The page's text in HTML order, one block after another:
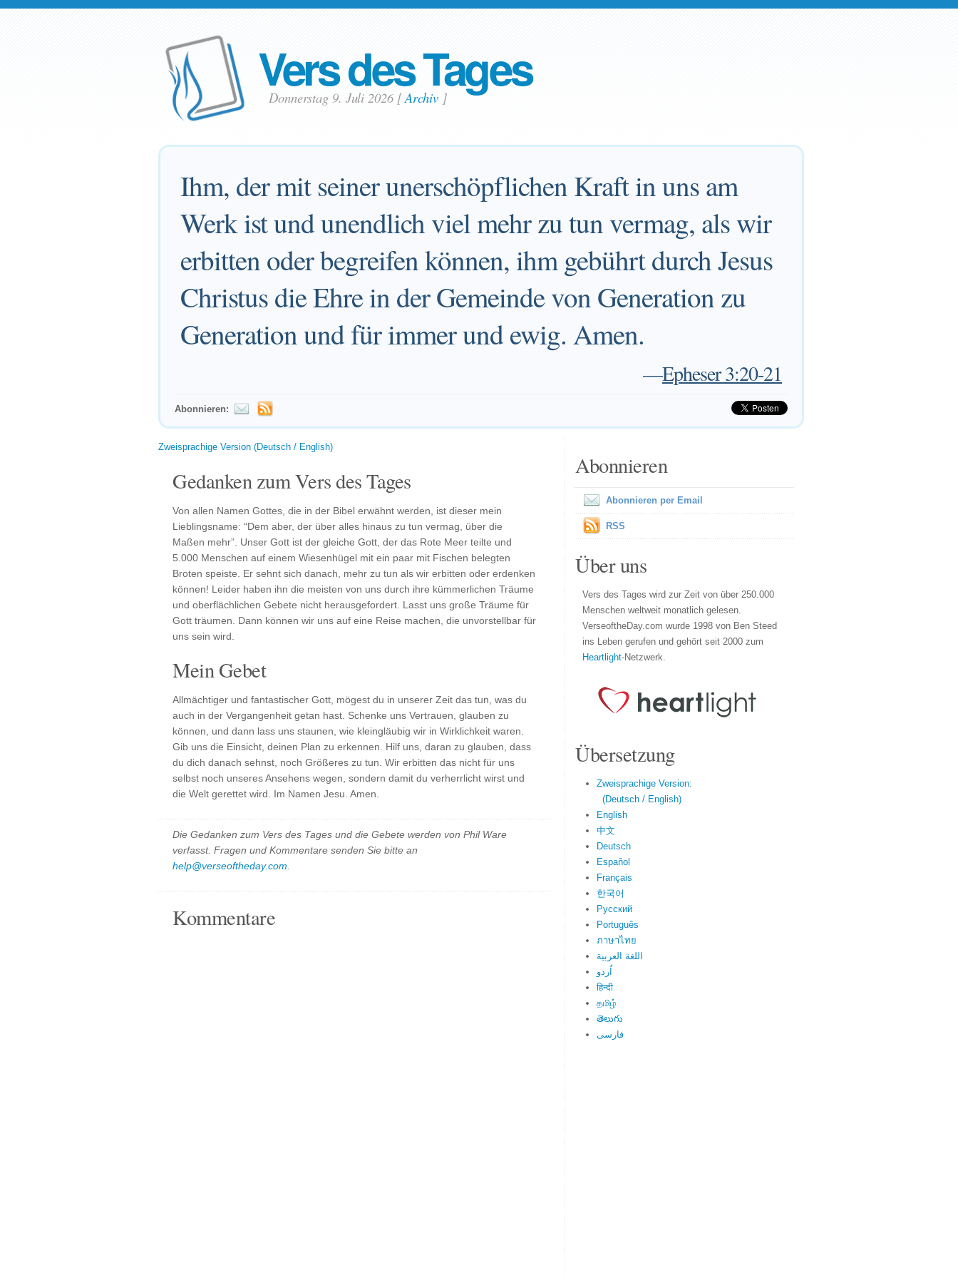
Vers des Tages
Donnerstag 9. Juli 2026 [Archiv]
Ihm, der mit seiner unerschöpflichen Kraft in uns am
Werk ist und unendlich viel mehr zu tun vermag, als wir
erbitten oder begreifen können, ihm gebührt durch Jesus
Christus die Ehre in der Gemeinde von Generation zu
Generation und für immer und ewig. Amen.
—Epheser 3:20-21
Abonnieren:
Zweisprachige Version (Deutsch / English)
Gedanken zum Vers des Tages
Von allen Namen Gottes, die in der Bibel erwähnt werden, ist dieser mein
Lieblingsname: “Dem aber, der über alles hinaus zu tun vermag, über die
Maßen mehr”. Unser Gott ist der gleiche Gott, der das Rote Meer teilte und
5.000 Menschen auf einem Wiesenhügel mit ein paar mit Fischen belegten
Broten speiste. Er sehnt sich danach, mehr zu tun als wir erbitten oder erdenken
können! Leider haben ihn die meisten von uns durch ihre kümmerlichen Träume
und oberflächlichen Gebete nicht herausgefordert. Lasst uns große Träume für
Gott träumen. Dann können wir uns auf eine Reise machen, die unvorstellbar für
uns sein wird.
Mein Gebet
Allmächtiger und fantastischer Gott, mögest du in unserer Zeit das tun, was du
auch in der Vergangenheit getan hast. Schenke uns Vertrauen, glauben zu
können, und dann lass uns staunen, wie kleingläubig wir in Wirklichkeit waren.
Gib uns die Einsicht, deinen Plan zu erkennen. Hilf uns, daran zu glauben, dass
du dich danach sehnst, noch Größeres zu tun. Wir erbitten das nicht für uns
selbst noch unseres Ansehens wegen, sondern damit du verherrlicht wirst und
die Welt gerettet wird. Im Namen Jesu. Amen.
Die Gedanken zum Vers des Tages und die Gebete werden von Phil Ware
verfasst. Fragen und Kommentare senden Sie bitte an
help@verseoftheday.com
Kommentare
Abonnieren
Abonnieren per Email
RSS
Über uns
Vers des Tages wird zur Zeit von über 250.000
Menschen weltweit monatlich gelesen.
VerseoftheDay.com wurde 1998 von Ben Steed
ins Leben gerufen und gehört seit 2000 zum
Heartlight-Netzwerk.
Übersetzung
Zweisprachige Version:
(Deutsch / English)
English
中文
Deutsch
Español
Français
한국어
Русский
Português
ภาษาไทย
اللغة العربية
اُردو
हिन्दी
தமிழ்
తెలుగు
فارسی